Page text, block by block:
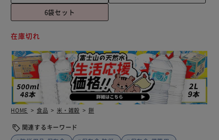
6袋セット
在庫切れ
HOME 食品 米・雑穀 餅
関連するキーワード